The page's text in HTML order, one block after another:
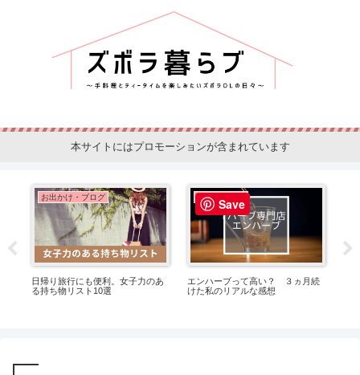
本サイトにはプロモーションが含まれています
ティータイム
水筒の中身は迷わずコレ！簡単に
作れるおすすめ商品
簡単レシピ
コープのミールキットは少ない？
おすすめポイント３選
Save